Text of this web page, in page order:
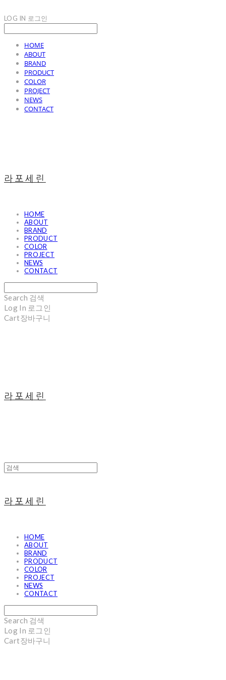
LOG IN 로그인
HOME
ABOUT
BRAND
PRODUCT
COLOR
PROJECT
NEWS
CONTACT
라포세린
HOME
ABOUT
BRAND
PRODUCT
COLOR
PROJECT
NEWS
CONTACT
Search 검색
Log In 로그인
Cart장바구니
라포세린
라포세린
HOME
ABOUT
BRAND
PRODUCT
COLOR
PROJECT
NEWS
CONTACT
Search 검색
Log In 로그인
Cart장바구니